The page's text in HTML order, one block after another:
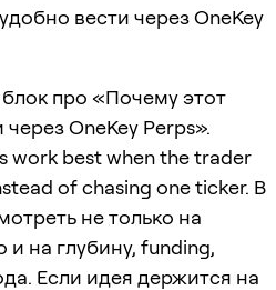
вести через OneKey
про «Почему этот
OneKey Perps».
work best when the trader
of chasing one ticker. В
не только на
и на глубину, funding,
Если идея держится на